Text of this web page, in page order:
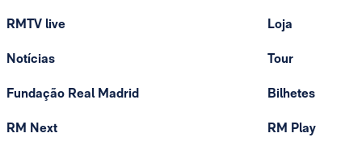
RMTV live
Notícias
Fundação Real Madrid
RM Next
Loja
Tour
Bilhetes
RM Play